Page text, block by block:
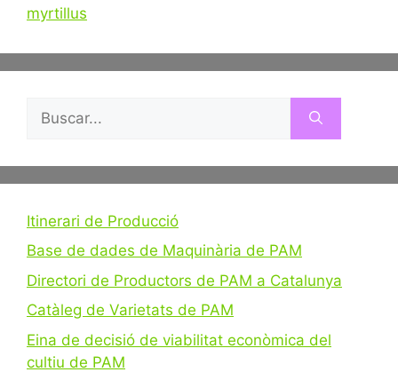
myrtillus
Itinerari de Producció
Base de dades de Maquinària de PAM
Directori de Productors de PAM a Catalunya
Catàleg de Varietats de PAM
Eina de decisió de viabilitat econòmica del
cultiu de PAM